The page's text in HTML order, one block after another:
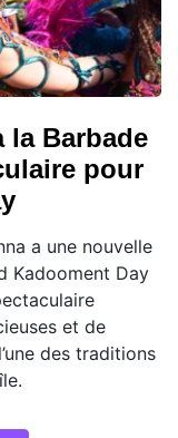
la Barbade
pour
a une nouvelle
Kadooment Day
et de
des traditions